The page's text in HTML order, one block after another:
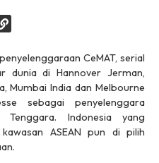
CeMAT, serial
dunia di Hannover Jerman,
Mumbai India dan Melbourne
sebagai penyelenggara
Indonesia yang
ASEAN pun di pilih